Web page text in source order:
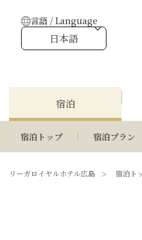
言語 / Language
日本語
宿泊
宿泊トップ 宿泊プラン
リーガロイヤルホテル広島 宿泊ト